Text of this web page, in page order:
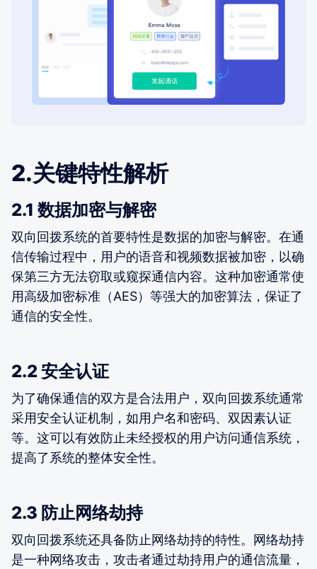
2.关键特性解析
2.1 数据加密与解密
双向回拨系统的首要特性是数据的加密与解密。在通
信传输过程中，用户的语音和视频数据被加密，以确
保第三方无法窃取或窥探通信内容。这种加密通常使
用高级加密标准（AES）等强大的加密算法，保证了
通信的安全性。
2.2 安全认证
为了确保通信的双方是合法用户，双向回拨系统通常
采用安全认证机制，如用户名和密码、双因素认证
等。这可以有效防止未经授权的用户访问通信系统，
提高了系统的整体安全性。
2.3 防止网络劫持
双向回拨系统还具备防止网络劫持的特性。网络劫持
是一种网络攻击，攻击者通过劫持用户的通信流量，